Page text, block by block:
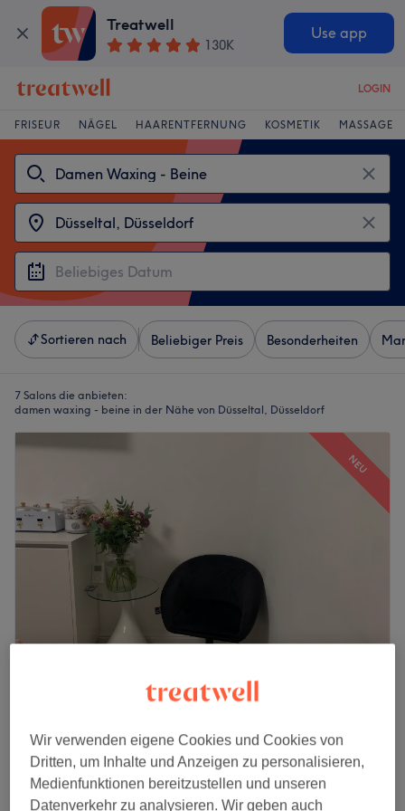
Treatwell
130K
Use app
LOGIN
FRISEUR NÄGEL HAARENTFERNUNG KOSMETIK MASSAGE
Sortieren nach Beliebiger Preis Besonderheiten
7 Salons die anbieten:
damen waxing - beine in der Nähe von Düsseltal, Düsseldorf
NEU
Düsseltal, Düsseldorf
Auf Karte anzeigen
Damen Waxing - Unterschenkel
30 Min.
25 €
Wir verwenden eigene Cookies und Cookies von
Dritten, um Inhalte und Anzeigen zu personalisieren,
Medienfunktionen bereitzustellen und unseren
Datenverkehr zu analysieren. Wir geben auch